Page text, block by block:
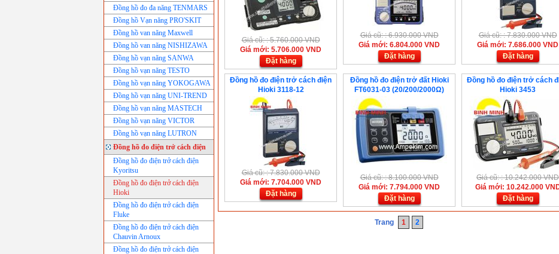
Đồng hồ đo đa năng TENMARS
Đồng hồ Vạn năng PRO'SKIT
Đồng hồ van năng Maxwell
Đồng hồ van năng NISHIZAWA
Đồng hồ vạn năng SANWA
Đồng hồ vạn năng TESTO
Đồng hồ vạn năng YOKOGAWA
Đồng hồ vạn năng UNI-TREND
Đồng hồ vạn năng MASTECH
Đồng hồ vạn năng VICTOR
Đồng hồ vạn năng LUTRON
Đồng hồ đo điện trở cách điện
Đồng hồ đo điện trở cách điện
Kyoritsu
Đồng hồ đo điện trở cách điện
Hioki
Đồng hồ đo điện trở cách điện
Fluke
Đồng hồ đo điện trở cách điện
Chauvin Arnoux
Đồng hồ đo điện trở cách điện
Giá cũ: : 5.760.000 VND
Giá mới: 5.706.000 VND
Đặt hàng
Giá cũ: : 6.930.000 VND
Giá mới: 6.804.000 VND
Đặt hàng
Giá cũ: : 7.830.000 VND
Giá mới: 7.686.000 VND
Đặt hàng
Đồng hồ đo điện trở cách điện
Hioki 3118-12
Giá cũ: : 7.830.000 VND
Giá mới: 7.704.000 VND
Đặt hàng
Đồng hồ đo điện trở đất Hioki
FT6031-03 (20/200/2000Ω)
Giá cũ: : 8.100.000 VND
Giá mới: 7.794.000 VND
Đặt hàng
Đồng hồ đo điện trở cách
Hioki 3453
Giá cũ: : 10.242.000 VND
Giá mới: 10.242.000
Đặt hàng
Trang 1 2